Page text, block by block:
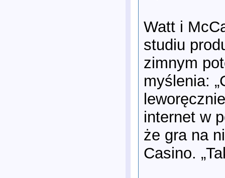
Watt i
studiu
zimnym
myślenia:
internet w
że gra na
Casino.